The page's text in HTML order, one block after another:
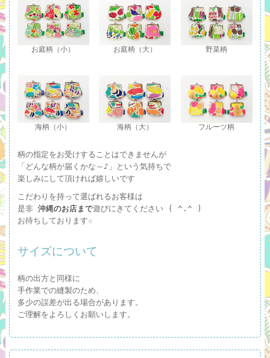
お庭柄（小） お庭柄（大） 野菜柄
海柄（小） 海柄（大） フルーツ柄
柄の指定をお受けすることはできませんが
「どんな柄が届くかな～♪」という気持ちで
楽しみにして頂ければ嬉しいです
こだわりを持って選ばれるお客様は
是非 沖縄のお店まで遊びにきてください ( ^.^ )
お待ちしております☆
サイズについて
柄の出方と同様に
手作業での縫製のため、
多少の誤差が出る場合があります。
ご理解をよろしくお願いします。